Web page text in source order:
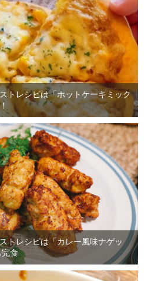
トレシピは「ホットケーキミック
トレシピは「カレー風味ナゲッ
完食